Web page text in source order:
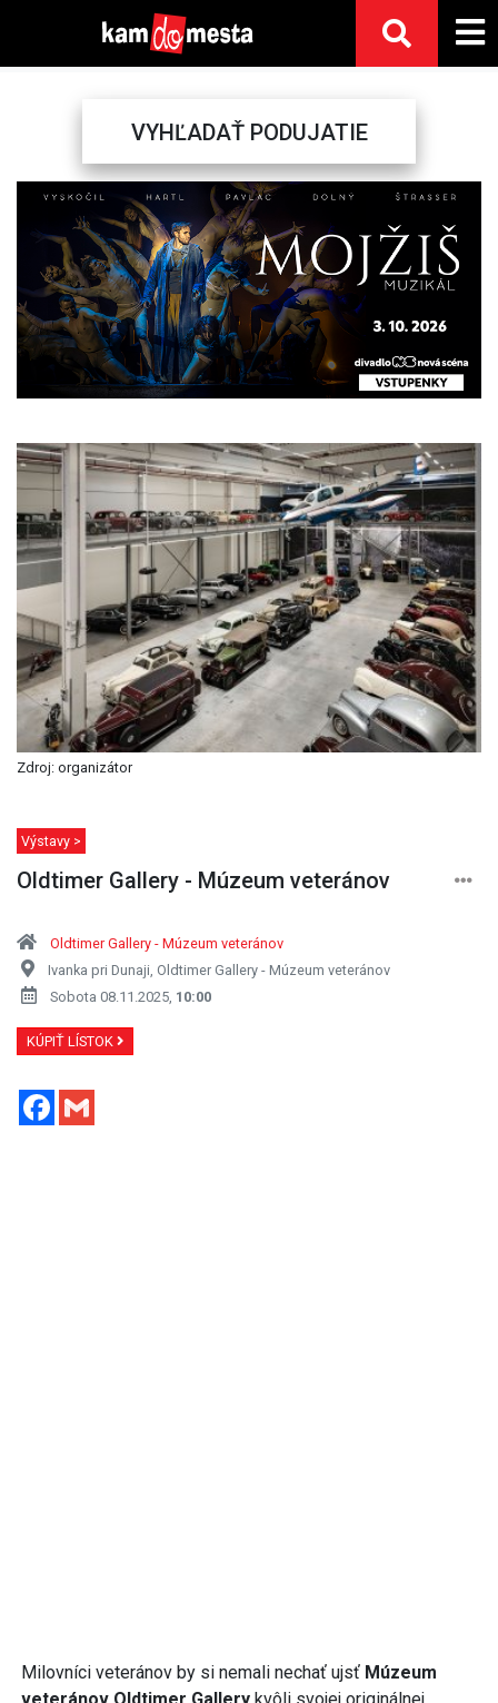
VYHĽADAŤ PODUJATIE
Previous
Zdroj: organizátor
Výstavy >
Oldtimer Gallery - Múzeum veteránov
Oldtimer Gallery - Múzeum veteránov
Ivanka pri Dunaji, Oldtimer Gallery - Múzeum veteránov
Sobota 08.11.2025, 10:00
KÚPIŤ LÍSTOK
Facebook
Milovníci veteránov by si nemali nechať ujsť Múzeum